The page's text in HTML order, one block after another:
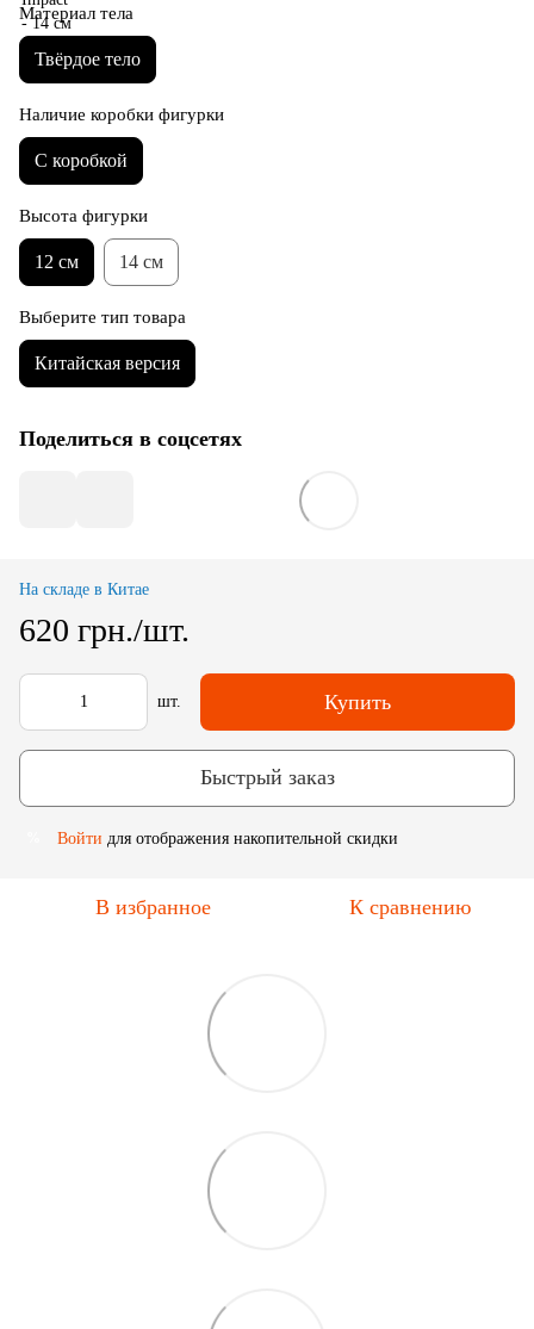
Материал тела
Твёрдое тело
Наличие коробки фигурки
С коробкой
Высота фигурки
12 см 14 см
Выберите тип товара
Китайская версия
Поделиться в соцсетях
На складе в Китае
620 грн./шт.
шт. Купить
Быстрый заказ
Войти для отображения накопительной скидки
В избранное К сравнению